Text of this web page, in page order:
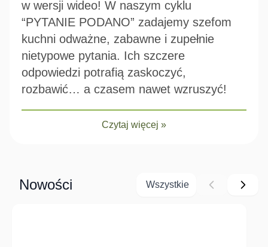
w wersji wideo! W naszym cyklu
“PYTANIE PODANO” zadajemy szefom
kuchni odważne, zabawne i zupełnie
nietypowe pytania. Ich szczere
odpowiedzi potrafią zaskoczyć,
rozbawić… a czasem nawet wzruszyć!
Czytaj więcej »
Nowości Wszystkie